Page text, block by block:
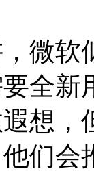
软
全新
想，
们会